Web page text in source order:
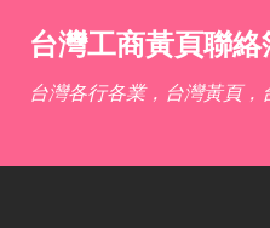
跳到
台灣工商黃頁聯絡
台灣各行各業，台灣黃頁，